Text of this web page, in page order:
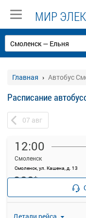
МИР
Главная Автобус
Расписание
07 авг
12:00
Смоленск
Смоленск, ул. Кашена, д. 13
388*